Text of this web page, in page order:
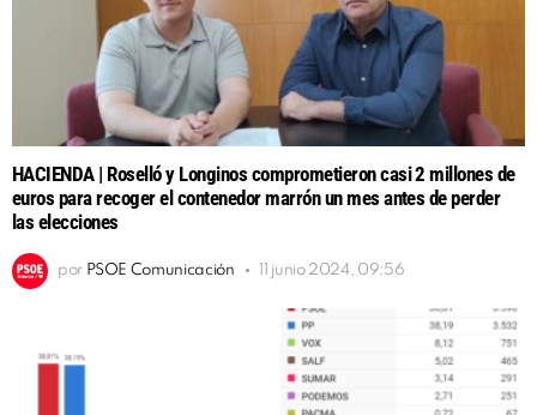
HACIENDA | Roselló y Longinos comprometieron casi 2 millones de
euros para recoger el contenedor marrón un mes antes de perder
las elecciones
por PSOE Comunicación 11 junio 2024, 09:56